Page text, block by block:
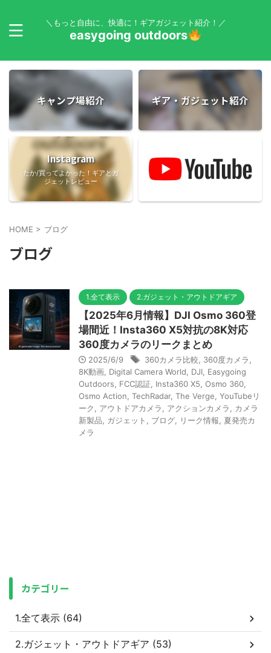
＼もっと自由に、快適に！ギアガジェット紹介！／
easygoing outdoors
キャンプ場紹介 ギア・ガジェット紹介
Instagram
たか/買ってよかった！ギアとガ
ジェットレビュー
HOME > ブログ
ブログ
1.全て表示 2.ガジェット・アウトドアギア
【2025年6月情報】DJI Osmo 360登
場間近！Insta360 X5対抗の8K対応
360度カメラのリークまとめ
2025/6/9 360カメラ比較, 360度カメラ,
8K動画, Digital Camera World, DJI, Easygoing
Outdoors, FCC認証, Insta360 X5, Osmo 360,
Osmo Action, TechRadar, The Verge, YouTubeリ
ーク, アウトドアカメラ, アクションカメラ, カメラ
新製品, ガジェット , ブログ, リーク情報, 夏発売カ
メラ
カテゴリー
1.全て表示 (64)
2.ガジェット・アウトドアギア (53)